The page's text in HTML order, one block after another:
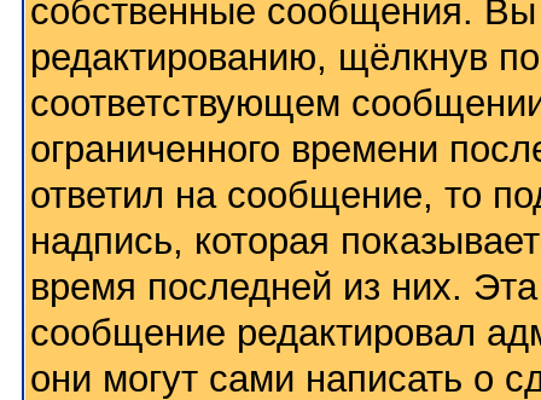
собственные сообщения.
редактированию, щёлкнув
соответствующем
ограниченного времени
ответил на сообщение, то
надпись, которая
время последней из них.
сообщение редактировал
они могут сами написать о